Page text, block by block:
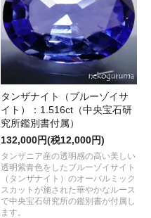
タンザナイト（ブルーゾイサ
イト）：1.516ct（中央宝石研
究所鑑別書付属）
132,000円(税12,000円)
タンザニア産の透明感の高い美しい
透明紫青色をしたブルーゾイサイト
（タンザナイト）のオーバルミック
スカットが施された華やかなルース
で中央宝石研究所の鑑別書が付属し
ます。